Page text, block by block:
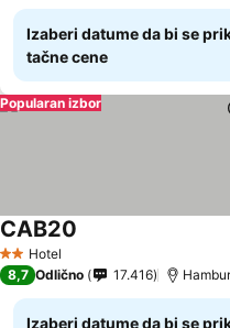
Izaberi datume da bi se
tačne cene
Popularan izbor
2 Zvezdice
Hotel
CAB20
8,7 Odlično 17.416
Izaberi datume da bi se